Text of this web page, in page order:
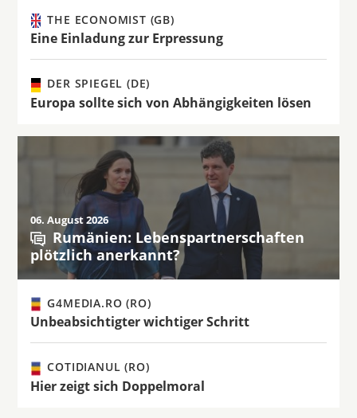
THE ECONOMIST (GB)
Eine Einladung zur Erpressung
DER SPIEGEL (DE)
Europa sollte sich von Abhängigkeiten lösen
06. August 2026
Rumänien: Lebenspartnerschaften
plötzlich anerkannt?
G4MEDIA.RO (RO)
Unbeabsichtigter wichtiger Schritt
COTIDIANUL (RO)
Hier zeigt sich Doppelmoral